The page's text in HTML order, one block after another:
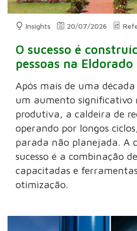
Insights 20/07/2026
O sucesso é
pessoas na Eldorado
Após mais de uma
um aumento significativo
produtiva, a caldeira de
operando por longos
parada não planejada. A
sucesso é a combinação
capacitadas e
otimização.